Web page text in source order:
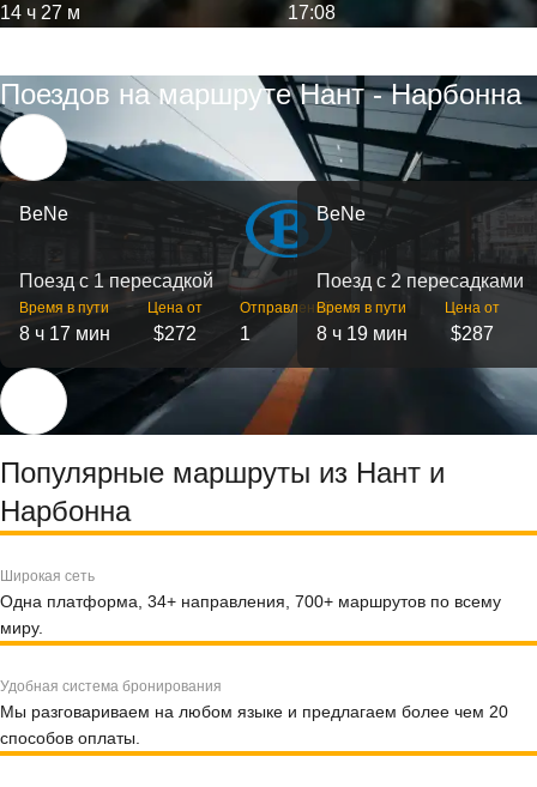
14 ч 27 м 17:08
Поездов на маршруте Нант - Нарбонна
BeNe
Поезд с 1 пересадкой
Время в пути
8 ч 17 мин
Цена от
$272
Отправлений
1
BeNe
Поезд с 2 пересадками
Время в пути
8 ч 19 мин
Цена от
$287
Популярные маршруты из Нант и
Нарбонна
Широкая сеть
Одна платформа, 34+ направления, 700+ маршрутов по всему
миру.
Удобная система бронирования
Мы разговариваем на любом языке и предлагаем более чем 20
способов оплаты.